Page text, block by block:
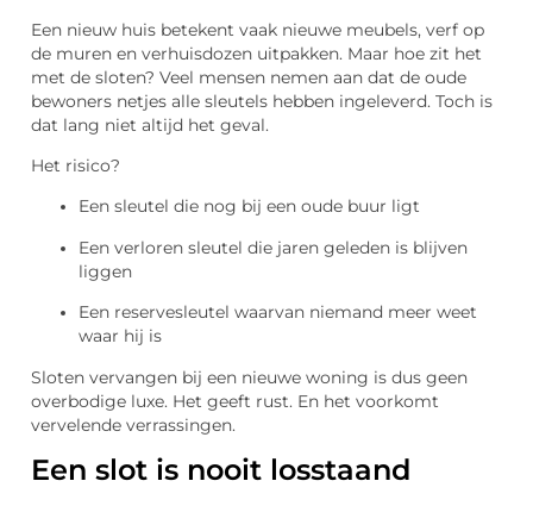
Een nieuw huis betekent vaak nieuwe meubels, verf op
de muren en verhuisdozen uitpakken. Maar hoe zit het
met de sloten? Veel mensen nemen aan dat de oude
bewoners netjes alle sleutels hebben ingeleverd. Toch is
dat lang niet altijd het geval.
Het risico?
Een sleutel die nog bij een oude buur ligt
Een verloren sleutel die jaren geleden is blijven
liggen
Een reservesleutel waarvan niemand meer weet
waar hij is
Sloten vervangen bij een nieuwe woning is dus geen
overbodige luxe. Het geeft rust. En het voorkomt
vervelende verrassingen.
Een slot is nooit losstaand